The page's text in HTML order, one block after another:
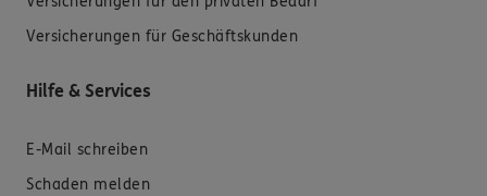
Versicherungen für Geschäftskunden
Hilfe & Services
E-Mail schreiben
Schaden melden